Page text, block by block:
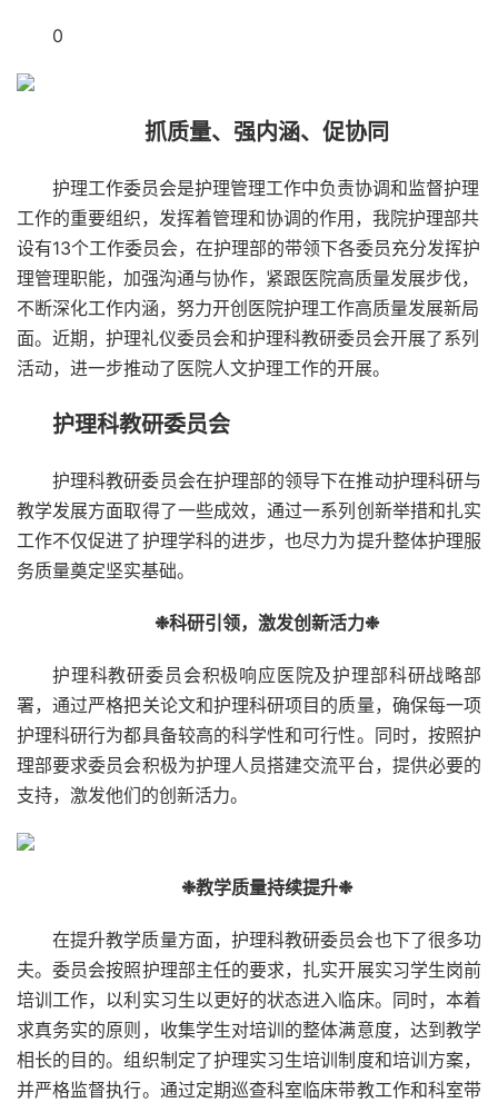
0
抓质量、强内涵、促协同
护理工作委员会是护理管理工作中负责协调和监督护理
工作的重要组织，发挥着管理和协调的作用，我院护理部共
设有13个工作委员会，在护理部的带领下各委员充分发挥护
理管理职能，加强沟通与协作，紧跟医院高质量发展步伐，
不断深化工作内涵，努力开创医院护理工作高质量发展新局
面。近期，护理礼仪委员会和护理科教研委员会开展了系列
活动，进一步推动了医院人文护理工作的开展。
护理科教研委员会
护理科教研委员会在护理部的领导下在推动护理科研与
教学发展方面取得了一些成效，通过一系列创新举措和扎实
工作不仅促进了护理学科的进步，也尽力为提升整体护理服
务质量奠定坚实基础。
❉科研引领，激发创新活力❉
护理科教研委员会积极响应医院及护理部科研战略部
署，通过严格把关论文和护理科研项目的质量，确保每一项
护理科研行为都具备较高的科学性和可行性。同时，按照护
理部要求委员会积极为护理人员搭建交流平台，提供必要的
支持，激发他们的创新活力。
❉教学质量持续提升❉
在提升教学质量方面，护理科教研委员会也下了很多功
夫。委员会按照护理部主任的要求，扎实开展实习学生岗前
培训工作，以利实习生以更好的状态进入临床。同时，本着
求真务实的原则，收集学生对培训的整体满意度，达到教学
相长的目的。组织制定了护理实习生培训制度和培训方案，
并严格监督执行。通过定期巡查科室临床带教工作和科室带